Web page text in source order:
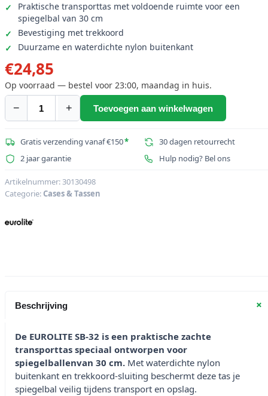
Praktische transporttas met voldoende ruimte voor een
spiegelbal van 30 cm
Bevestiging met trekkoord
Duurzame en waterdichte nylon buitenkant
€24,85
Op voorraad — bestel voor 23:00, maandag in huis.
−
EUROLITE
32
Zachte
aantal
+ Toevoegen aan winkelwagen
Gratis verzending vanaf €150*
30 dagen retourrecht
2 jaar garantie
Hulp nodig? Bel ons
Artikelnummer:30130498
Categorie: Cases & Tassen
Beschrijving +
De EUROLITE SB-32 is een praktische zachte
transporttas speciaal ontworpen voor
spiegelballenvan 30 cm. Met waterdichte nylon
buitenkant en trekkoord-sluiting beschermt deze tas je
spiegelbal veilig tijdens transport en opslag.